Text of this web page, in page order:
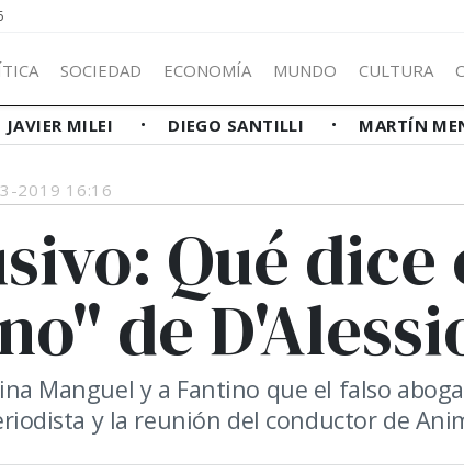
SOCIEDAD ECONOMÍA MUNDO CULTURA
JAVIER MILEI DIEGO SANTILLI MARTÍN
2019 16:16
Qué
de
Manguel y a Fantino que el falso
y la reunión del conductor de